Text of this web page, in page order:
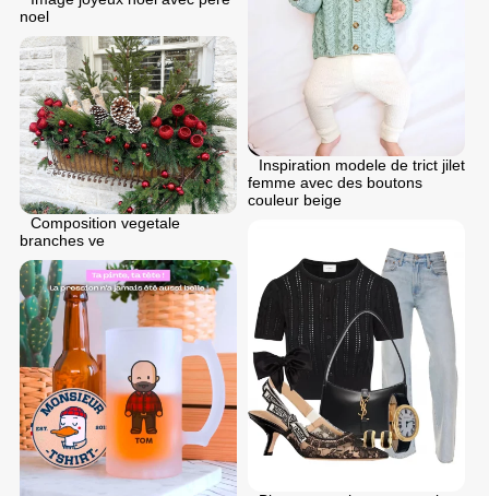
noel
Inspiration modele de trict jilet
femme avec des boutons
couleur beige
Composition vegetale
branches ve